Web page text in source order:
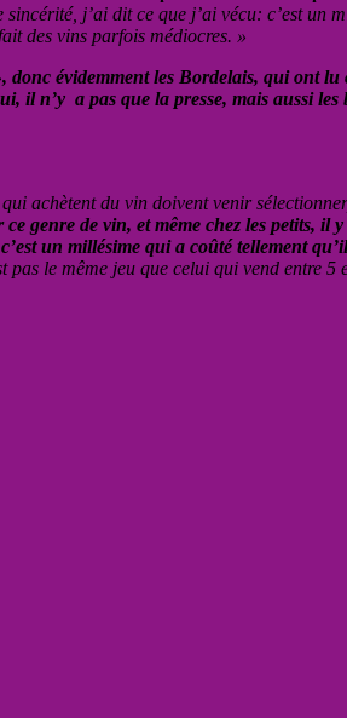
j’ai dit ce que j’ai vécu: c’est un
des vins parfois médiocres. »
évidemment les Bordelais, qui ont
il n’y a pas que la presse, mais aussi
qui achètent du vin doivent venir
genre de vin, et même chez les petits, il
un millésime qui a coûté tellement
le même jeu que celui qui vend entre 5